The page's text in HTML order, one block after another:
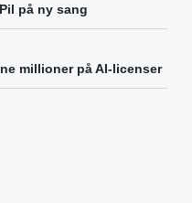
på ny sang
millioner på AI-licenser